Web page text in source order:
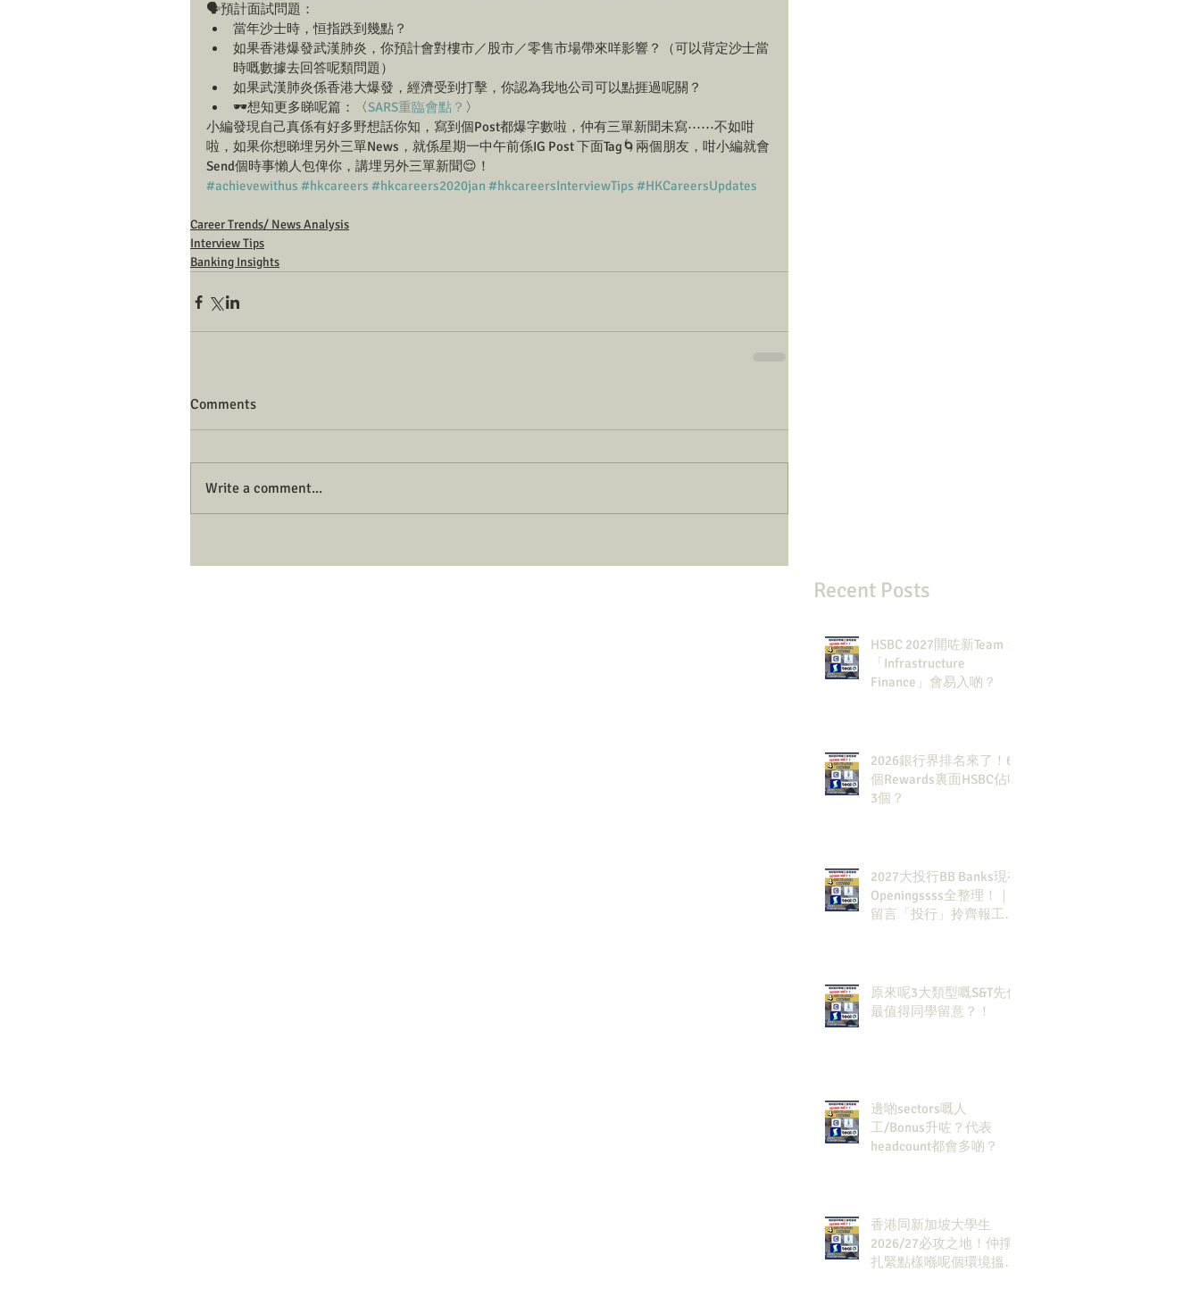
🗣預計面試問題：
當年沙士時，恒指跌到幾點？
如果香港爆發武漢肺炎，你預計會對樓市／股市／零售市場帶來咩影響？（可以背定沙士當
時嘅數據去回答呢類問題）
如果武漢肺炎係香港大爆發，經濟受到打擊，你認為我地公司可以點捱過呢關？
🕶想知更多睇呢篇：〈SARS重臨會點？ 〉
小編發現自己真係有好多野想話你知，寫到個Post都爆字數啦，仲有三單新聞未寫⋯⋯不如咁
啦，如果你想睇埋另外三單News，就係星期一中午前係IG Post 下面Tag🌀兩個朋友，咁小編就會
Send個時事懶人包俾你，講埋另外三單新聞😌！
#achievewithus #hkcareers #hkcareers2020jan #hkcareersInterviewTips #HKCareersUpdates
Career Trends/ News Analysis
Interview Tips
Banking Insights
Comments
Write a comment...
Recent Posts
HSBC 2027開咗新Team：
「Infrastructure
Finance」會易入啲？
2026銀行界排名來了！6
個Rewards裏面HSBC佔咗
3個？
2027大投行BB Banks現有
Openingssss全整理！｜
留言「投行」拎齊報工
原來呢3大類型嘅S&T先係
最值得同學留意？！
邊啲sectors嘅人
工/Bonus升咗？代表
headcount都會多啲？
香港同新加坡大學生
2026/27必攻之地！仲掙
扎緊點樣喺呢個環境搵到